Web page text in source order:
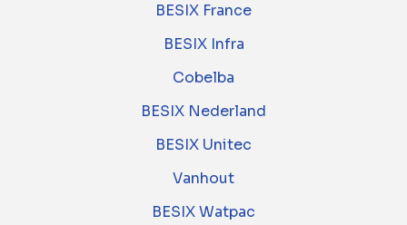
BESIX France
BESIX Infra
Cobelba
BESIX Nederland
BESIX Unitec
Vanhout
BESIX Watpac